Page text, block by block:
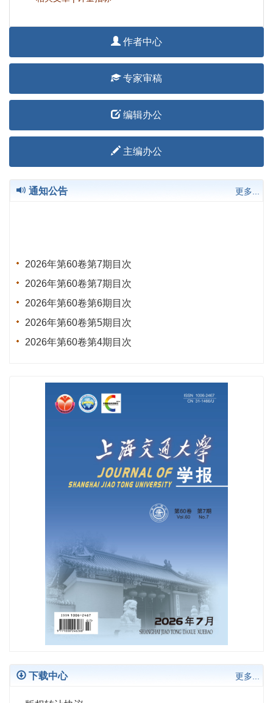
作者中心
专家审稿
编辑办公
主编办公
通知公告 更多...
2026年第60卷第7期目次
2026年第60卷第7期目次
2026年第60卷第6期目次
2026年第60卷第5期目次
2026年第60卷第4期目次
2026年第60卷第1期目次
2025年第59卷第12期目次
下载中心 更多...